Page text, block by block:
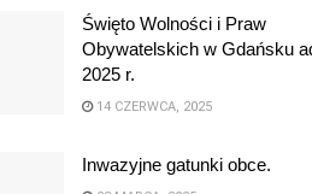
Święto Wolności i Praw
Obywatelskich w Gdańsku
2025 r.
14 CZERWCA, 2025
Inwazyjne gatunki obce.